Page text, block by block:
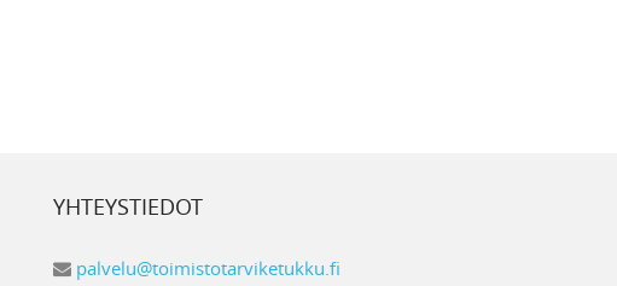
YHTEYSTIEDOT
palvelu@toimistotarviketukku.fi